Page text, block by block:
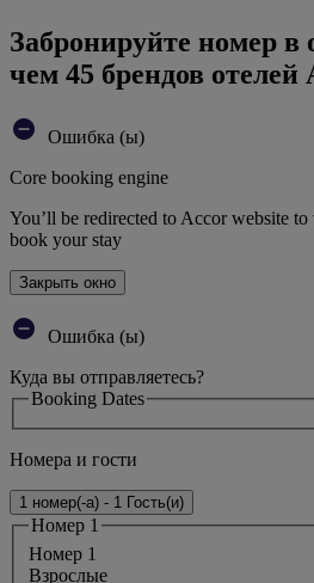
Забронируйте номер в
чем 45 брендов отелей
Ошибка (ы)
Core booking engine
You’ll be redirected to Accor website
book your stay
Закрыть окно
Ошибка (ы)
Куда вы отправляетесь?
Booking Dates
Номера и гости
1 номер(-а) - 1 Гость(и)
Номер 1
Номер 1
Bзрослые